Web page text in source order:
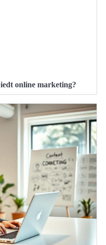
online marketing?